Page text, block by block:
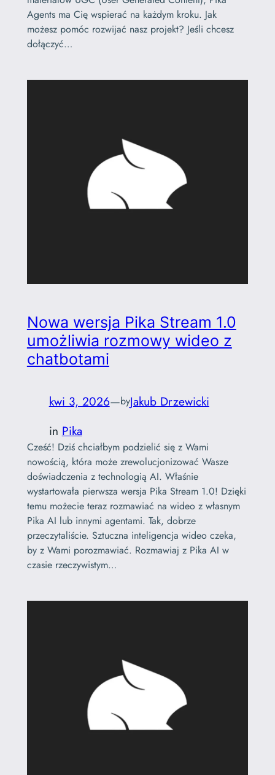
Agents ma Cię wspierać na każdym kroku. Jak
możesz pomóc rozwijać nasz projekt? Jeśli chcesz
dołączyć…
Nowa wersja Pika Stream 1.0
umożliwia rozmowy wideo z
chatbotami
kwi 3, 2026—byJakub Drzewicki
in Pika
Cześć! Dziś chciałbym podzielić się z Wami
nowością, która może zrewolucjonizować Wasze
doświadczenia z technologią AI. Właśnie
wystartowała pierwsza wersja Pika Stream 1.0! Dzięki
temu możecie teraz rozmawiać na wideo z własnym
Pika AI lub innymi agentami. Tak, dobrze
przeczytaliście. Sztuczna inteligencja wideo czeka,
by z Wami porozmawiać. Rozmawiaj z Pika AI w
czasie rzeczywistym…